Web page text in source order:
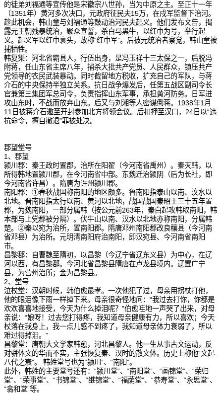
的徒弟刘福通等宣传他是宋徽宗八世孙，当为中原之主。至正十一年
（1351年）黄河多次决口，元政府征民夫15万，在戍军监督下治河。
趁此机会，韩山童与刘福通等鼓动治河民夫起义。他们发布文告，揭
露元王朝残暴统治，聚众宣誓，杀白马黑牛，以红巾为号，举行起
义。起义军以红巾裹头，故称“红巾军”。后被元统治者察觉，韩山童被
捕牺牲。
韩复榘：河北省霸县人，行伍出身，是冯玉祥十三太保之一，后脱冯
附蒋，任山东省主席八年，捕杀大批共产党员、人民群众，镇压共产
党领导的农民武装暴动。同时截留地方税收，扩充自己的军队，与蒋
介石的中央保持半独立关系。抗日战争爆发后，任第五战区副司令长
官兼第三集团军总司令，负责指挥山东军事，承担黄河防务。日军进
攻山东时，不战而放弃山东。后又与刘湘等人密谋倒蒋。1938年1月
11日被蒋介石邀至开封参加北方将领会议。后扣押至汉口，24日以“违
抗命令，擅自撤退”罪被处决。
郡望堂号
1、郡望
颍川郡：秦王政时置郡，治所在阳翟（今河南省禹州）。秦灭韩，以
所得韩地置颍川郡，在今河南省中部。东魏迁治颍阴（后为长社，即
今河南省许昌）。隋唐为许州颍川郡。
南阳郡：①春秋战国称南阳的地区颇多。鲁南阳指泰山以南、汶水以
北地。晋南阳指太行以南、黄河以北地，战国战国秦昭王三十五年置
郡，为魏南阳，一部分属韩（按公元前263年，秦白起攻韩取南阳，韩
本部与上党郡被分隔）。伏牛山以南、汉水以北地亦称南阳，分属韩
楚。②秦以宛为治所，置南阳郡。隋唐邓州南阳郡改良穰县（今河南
省邓县）为治所。元明清南阳府治南阳，即汉宛县、今河南省南阳
市。
昌黎郡：自曹魏至隋初，以昌黎（今辽宁省辽东义县）为中心，在辽
河以西，有昌黎郡。今河北省昌黎县隋唐在卢龙县境内。辽置广宁
县，为营州治所；金为昌黎县。
2、堂号
泣杖堂：汉朝时候，韩伯愈最孝。一次他犯了过，母亲用拐杖打他，
他的眼泪像下雨一样掉下来。母亲很奇怪地问：“我过去打你，你都是
欢欢喜喜地接受，今天为什么掉泪呢？”伯愈哇地一声哭了出来，对母
亲说：“娘呀！过去您打得疼，我知道母亲健康有力，所以喜欢；今天
杖落在我身上，我一点儿感不到疼了，我知道母亲体力衰弱了，所以
难过得掉泪。”
昌黎堂：唐朝大文学家韩愈，河北昌黎人。他一生从事古文运动，反
对骈体文的华而不实，主张恢复秦、汉时的散文体。历史上称他“文起
八代之衰”。 韩姓堂号也为“颍川”、“南阳”。
此外，韩姓的主要堂号还有：“颍川堂”、“南阳堂”、“画锦堂”、“荣归
堂”、“荣事堂”、“书锦堂”、“继锦堂”、“福荫堂”、“恭寿堂”、“永思堂”、
“翕和堂”等。